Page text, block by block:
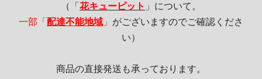
（「 花キューピット 」について。
一部「 配達不能地域 」 がございますのでご確認くださ
い）
商品の直接発送も承っております。